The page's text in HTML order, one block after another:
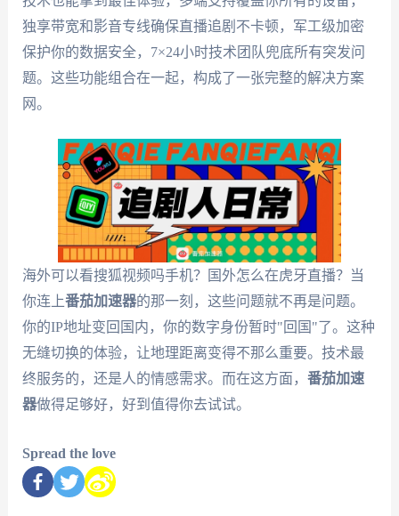
独享带宽和影音专线确保直播追剧不卡顿，军工级加密
保护你的数据安全，7×24小时技术团队兜底所有突发问
题。这些功能组合在一起，构成了一张完整的解决方案
网。
海外可以看搜狐视频吗手机？国外怎么在虎牙直播？当
你连上番茄加速器的那一刻，这些问题就不再是问题。
你的IP地址变回国内，你的数字身份暂时"回国"了。这种
无缝切换的体验，让地理距离变得不那么重要。技术最
终服务的，还是人的情感需求。而在这方面， 番茄加速
器做得足够好，好到值得你去试试。
Spread the love